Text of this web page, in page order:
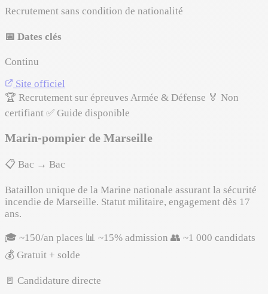
Recrutement sans condition de nationalité
📅 Dates clés
Continu
Site officiel
🏆 Recrutement sur épreuves Armée & Défense 🏅 Non
certifiant ✅ Guide disponible
Marin-pompier de Marseille
📋 Bac → Bac
Bataillon unique de la Marine nationale assurant la sécurité
incendie de Marseille. Statut militaire, engagement dès 17
ans.
🎓 ~150/an places 📊 ~15% admission 👥 ~1 000 candidats
💰 Gratuit + solde
🚪 Candidature directe